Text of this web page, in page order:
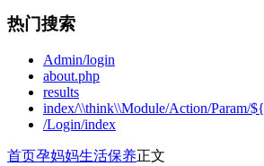
热门搜索
Admin/login
about.php
results
index/\\think\\Module/Action/Param/
/Login/index
首页孕妈妈生活保养正文